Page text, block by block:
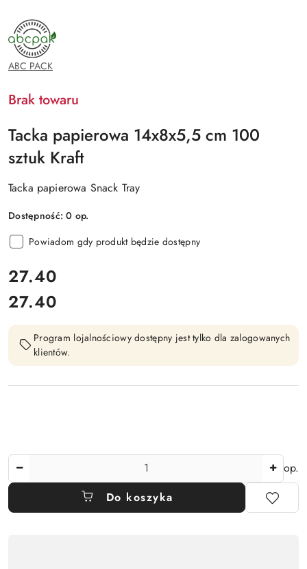
NAZWA
PRODUCENTA:
ABC
PACK
ABC PACK
Brak towaru
Tacka papierowa 14x8x5,5 cm 100
sztuk Kraft
Tacka papierowa Snack Tray
Dostępność:0 op.
Powiadom gdy produkt będzie dostępny
cena:
27.40
Cena:
27.40
Program lojalnościowy dostępny jest tylko dla zalogowanych
klientów.
op.
Do koszyka